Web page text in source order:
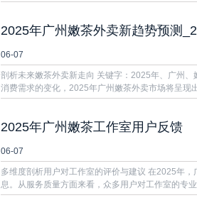
2025年广州嫩茶外卖新趋势预测
06-07
剖析未来嫩茶外卖新走向 关键字：2025年、广州
消费需求的变化，2025年广州嫩茶外卖市场将呈现
2025年广州嫩茶工作室用户反馈
06-07
多维度剖析用户对工作室的评价与建议 在2025年
息。从服务质量方面来看，众多用户对工作室的专